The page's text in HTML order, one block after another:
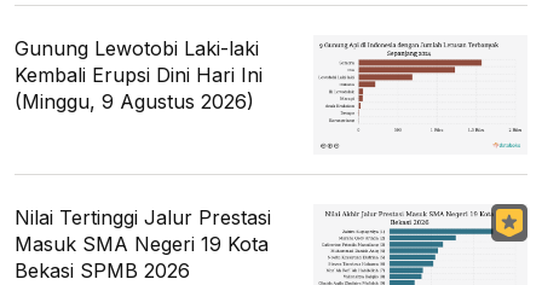
Gunung Lewotobi Laki-laki
Kembali Erupsi Dini Hari Ini
(Minggu, 9 Agustus 2026)
Nilai Tertinggi Jalur Prestasi
Masuk SMA Negeri 19 Kota
Bekasi SPMB 2026